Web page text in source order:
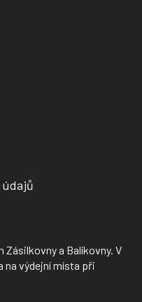
a Balíkovny. V
na výdejní místa při